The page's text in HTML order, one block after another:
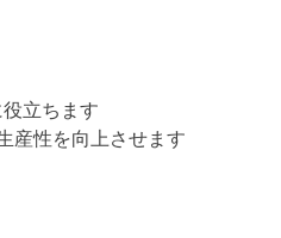
立ちます
産性を向上させます
機械と小型機械の両方の厳し